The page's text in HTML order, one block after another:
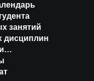
занятий
дисциплин